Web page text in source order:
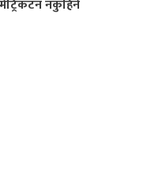
नकुहिने